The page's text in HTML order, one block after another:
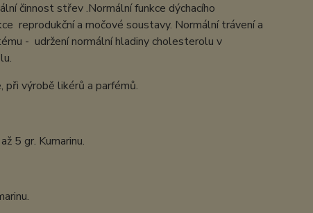
činnost střev .Normální funkce dýchacího
reprodukční a močové soustavy. Normální trávení a
- udržení normální hladiny cholesterolu v
výrobě likérů a parfémů.
5 gr. Kumarinu.